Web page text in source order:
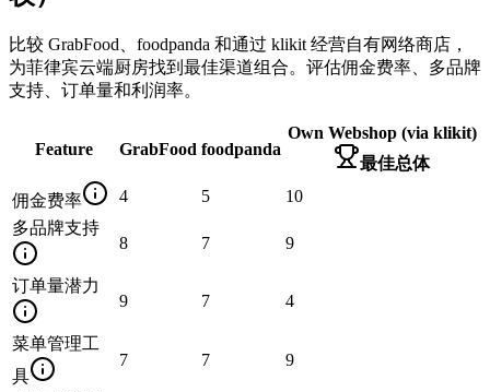
比较 GrabFood、foodpanda 和通过 klikit 经营自有网络商店，
为菲律宾云端厨房找到最佳渠道组合。评估佣金费率、多品牌
支持、订单量和利润率。
Feature GrabFood foodpanda
Own Webshop (via klikit)
最佳总体
佣金费率
4 5
10
多品牌支持
8
7 9
订单量潜力
9
7 4
菜单管理工
具
7 7 9